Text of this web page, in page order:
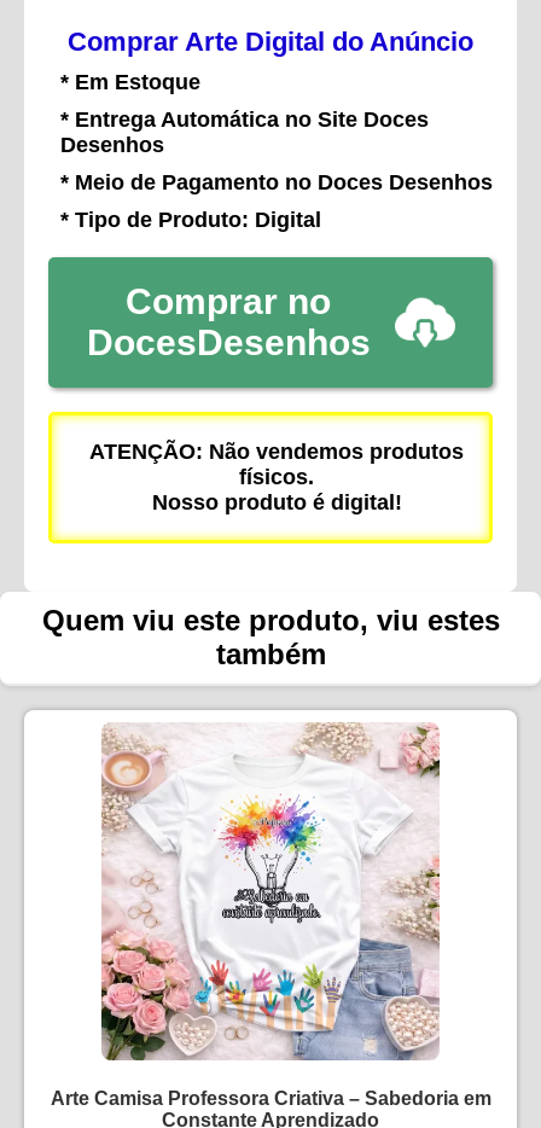
Comprar Arte Digital do Anúncio
* Em Estoque
* Entrega Automática no Site Doces
Desenhos
* Meio de Pagamento no Doces Desenhos
* Tipo de Produto: Digital
Comprar no
DocesDesenhos
ATENÇÃO: Não vendemos produtos
físicos.
Nosso produto é digital!
Quem viu este produto, viu estes
também
Arte Camisa Professora Criativa – Sabedoria em
Constante Aprendizado